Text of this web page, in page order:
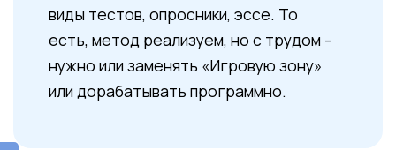
виды тестов, опросники, эссе. То
есть, метод реализуем, но с трудом –
нужно или заменять «Игровую зону»
или дорабатывать программно.